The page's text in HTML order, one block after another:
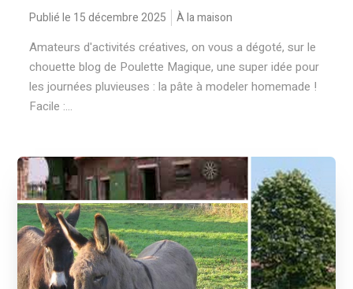
Publié le 15 décembre 2025 À la maison
Amateurs d'activités créatives, on vous a dégoté, sur le
chouette blog de Poulette Magique, une super idée pour
les journées pluvieuses : la pâte à modeler homemade !
Facile :...